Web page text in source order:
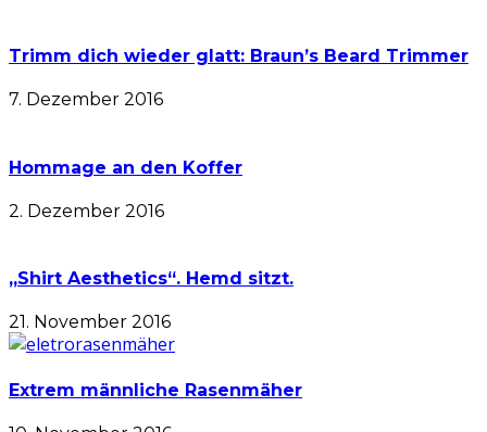
Trimm dich wieder glatt: Braun’s Beard Trimmer
7. Dezember 2016
Hommage an den Koffer
2. Dezember 2016
„Shirt Aesthetics“. Hemd sitzt.
21. November 2016
Extrem männliche Rasenmäher